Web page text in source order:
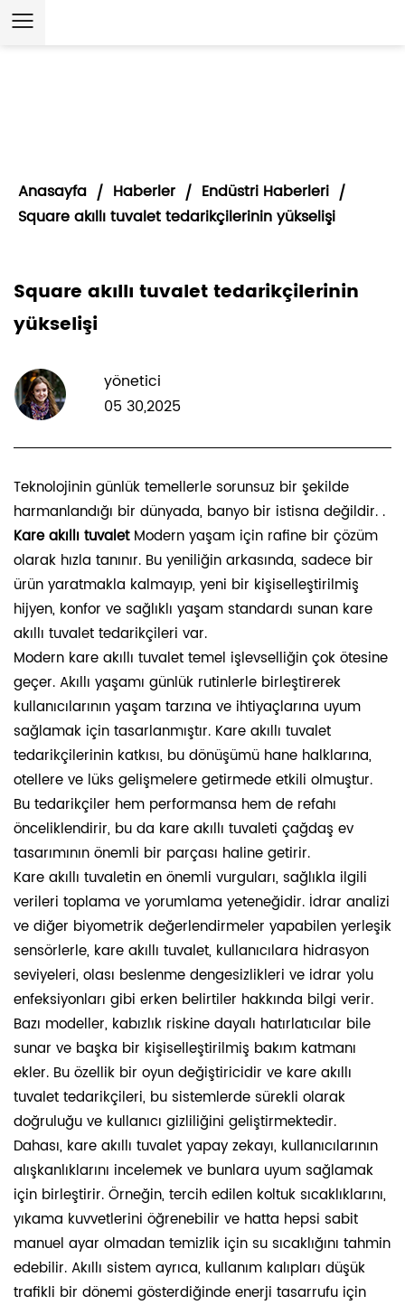
Anasayfa / Haberler / Endüstri Haberleri /
Square akıllı tuvalet tedarikçilerinin yükselişi
Square akıllı tuvalet tedarikçilerinin
yükselişi
yönetici
05 30,2025
Teknolojinin günlük temellerle sorunsuz bir şekilde
harmanlandığı bir dünyada, banyo bir istisna değildir. .
Kare akıllı tuvalet Modern yaşam için rafine bir çözüm
olarak hızla tanınır. Bu yeniliğin arkasında, sadece bir
ürün yaratmakla kalmayıp, yeni bir kişiselleştirilmiş
hijyen, konfor ve sağlıklı yaşam standardı sunan kare
akıllı tuvalet tedarikçileri var.
Modern kare akıllı tuvalet temel işlevselliğin çok ötesine
geçer. Akıllı yaşamı günlük rutinlerle birleştirerek
kullanıcılarının yaşam tarzına ve ihtiyaçlarına uyum
sağlamak için tasarlanmıştır. Kare akıllı tuvalet
tedarikçilerinin katkısı, bu dönüşümü hane halklarına,
otellere ve lüks gelişmelere getirmede etkili olmuştur.
Bu tedarikçiler hem performansa hem de refahı
önceliklendirir, bu da kare akıllı tuvaleti çağdaş ev
tasarımının önemli bir parçası haline getirir.
Kare akıllı tuvaletin en önemli vurguları, sağlıkla ilgili
verileri toplama ve yorumlama yeteneğidir. İdrar analizi
ve diğer biyometrik değerlendirmeler yapabilen yerleşik
sensörlerle, kare akıllı tuvalet, kullanıcılara hidrasyon
seviyeleri, olası beslenme dengesizlikleri ve idrar yolu
enfeksiyonları gibi erken belirtiler hakkında bilgi verir.
Bazı modeller, kabızlık riskine dayalı hatırlatıcılar bile
sunar ve başka bir kişiselleştirilmiş bakım katmanı
ekler. Bu özellik bir oyun değiştiricidir ve kare akıllı
tuvalet tedarikçileri, bu sistemlerde sürekli olarak
doğruluğu ve kullanıcı gizliliğini geliştirmektedir.
Dahası, kare akıllı tuvalet yapay zekayı, kullanıcılarının
alışkanlıklarını incelemek ve bunlara uyum sağlamak
için birleştirir. Örneğin, tercih edilen koltuk sıcaklıklarını,
yıkama kuvvetlerini öğrenebilir ve hatta hepsi sabit
manuel ayar olmadan temizlik için su sıcaklığını tahmin
edebilir. Akıllı sistem ayrıca, kullanım kalıpları düşük
trafikli bir dönemi gösterdiğinde enerji tasarrufu için